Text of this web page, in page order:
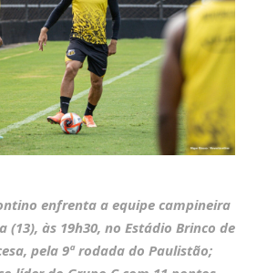
enfrenta a equipe campineira
às 19h30, no Estádio Brinco de
pela 9ª rodada do Paulistão;